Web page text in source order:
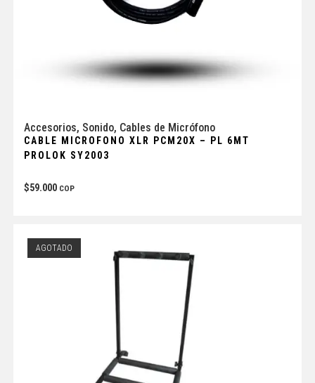
Accesorios, Sonido, Cables de Micrófono
CABLE MICROFONO XLR PCM20X – PL 6MT
PROLOK SY2003
$59.000 COP
AGOTADO